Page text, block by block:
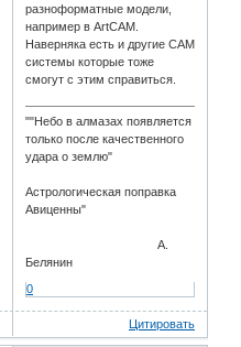
разноформатные модели,
например в ArtCAM.
Наверняка есть и другие CAM
системы которые тоже
смогут с этим справиться.
""Небо в алмазах появляется
только после качественного
удара о землю"
Астрологическая поправка
Авиценны"
А.
Белянин
0
Цитировать